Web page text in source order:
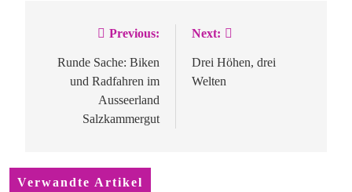
Beitragsnavigation
Previous:
Runde Sache: Biken
und Radfahren im
Ausseerland
Salzkammergut
Next:
Drei Höhen, drei
Welten
Verwandte Artikel